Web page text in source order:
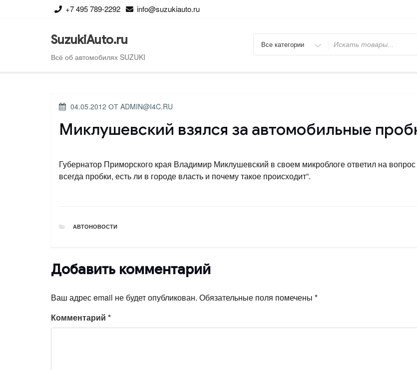
+7 495 789-2292 info@suzukiauto.ru
SuzukiAuto.ru
Всё об автомобилях SUZUKI
Искать
ОПУБЛИКОВАНО
04.05.2012 ОТ ADMIN@I4C.RU
Миклушевский взялся за автомобильные
Губернатор Приморского края Владимир Миклушевский в своем микроблоге ответил на
всегда пробки, есть ли в городе власть и почему такое происходит”.
РУБРИКИ
АВТОНОВОСТИ
Добавить комментарий
Ваш адрес email не будет опубликован. Обязательные поля помечены *
Комментарий *